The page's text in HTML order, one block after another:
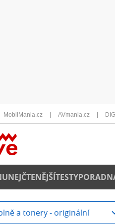
MobilMania.cz AVmania.cz
NEJČTENĚJŠÍTESTY
a tonery - originální